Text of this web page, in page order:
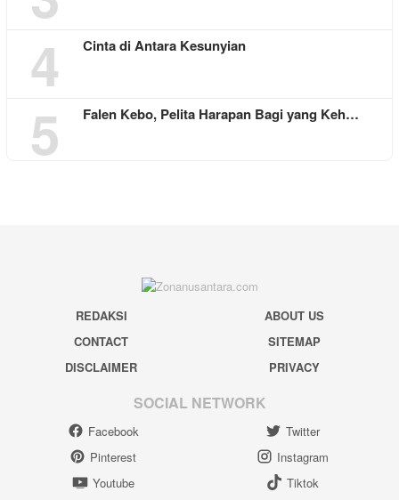
4 Cinta di Antara Kesunyian
5 Falen Kebo, Pelita Harapan Bagi yang Keh…
REDAKSI
ABOUT US
CONTACT
SITEMAP
DISCLAIMER
PRIVACY
SOCIAL NETWORK
Facebook
Twitter
Pinterest
Instagram
Youtube
Tiktok